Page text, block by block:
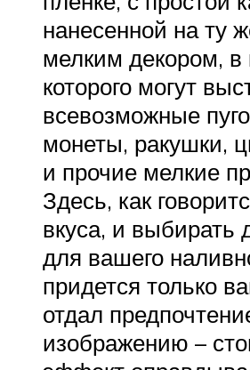
нанесенной на ту
мелким декором, в
которого могут
всевозможные
монеты, ракушки,
и прочие мелкие
Здесь, как
вкуса, и выбирать
для вашего
придется только
отдал
изображению –